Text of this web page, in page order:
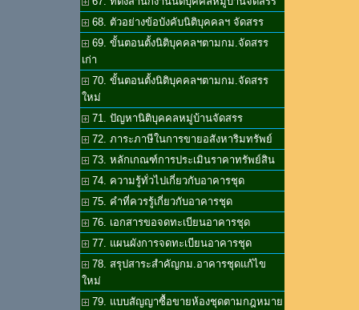
68. ตัวอย่างข้อบังคับนิติบุคคลฯ จัดสรร
69. ขั้นตอนตั้งนิติบุคคลฯตามกม.จัดสรร
เก่า
70. ขั้นตอนตั้งนิติบุคคลฯตามกม.จัดสรร
ใหม่
71. ปัญหานิติบุคคลหมู่บ้านจัดสรร
72. ภาระภาษีในการขายอสังหาริมทรัพย์
73. หลักเกณฑ์การประเมินราคาทรัพย์สิน
74. ความรู้ทั่วไปเกี่ยวกับอาคารชุด
75. คำที่ควรรู้เกี่ยวกับอาคารชุด
76. เอกสารขอจดทะเบียนอาคารชุด
77. แผนผังการจดทะเบียนอาคารชุด
78. สรุปสาระสำคัญกม.อาคารชุดแก้ไข
ใหม่
79. แบบสัญญาซื้อขายห้องชุดตามกฎหมาย